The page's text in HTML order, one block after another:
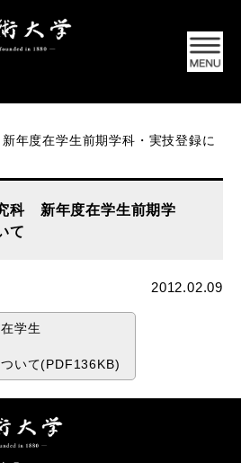
年度在学生前期学科・実技登録に
科 新年度在学生前期学
て
2012.02.09
学生
いて(PDF136KB)